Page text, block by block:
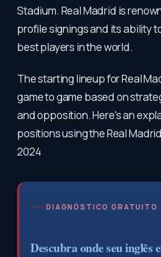
Stadium. Real Madrid is
profile signings and its ability
best players in the world.
The starting lineup for Real
game to game based on
and opposition. Here's an
positions using the Real
2024
DIAGNÓSTICO GRATUITO
Descubra onde seu inglês